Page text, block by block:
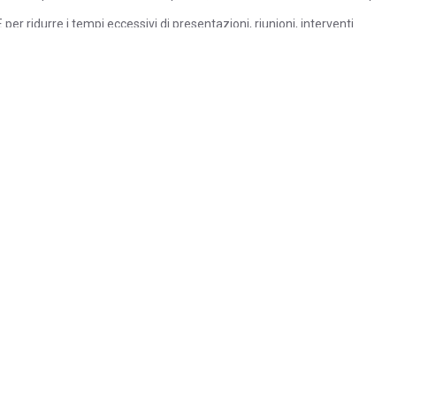
ridurre i tempi eccessivi di presentazioni, riunioni, interventi